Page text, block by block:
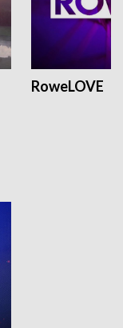
RoweLOVE